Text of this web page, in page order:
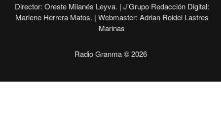
Director: Oreste Milanés Leyva. | J'Grupo Redacción Digital:
Marlene Herrera Matos. | Webmaster: Adrian Roidel Lastres
Marinas
Radio Granma © 2026